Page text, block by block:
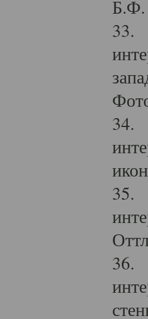
Б.Ф.
33.
34.
35.
36.